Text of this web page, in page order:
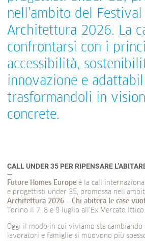
nell’ambito del
Architettura 2026. La
confrontarsi con i
accessibilità,
innovazione e
trasformandoli in
concrete.
CALL UNDER 35 PER RIPENSARE
Future Homes Europe è la call
e progettisti under 35, promossa
Architettura 2026 – Chi abiterà le case
Torino il 7, 8 e 9 luglio all’Ex Mercato
Oggi il modo in cui viviamo sta cambiando
lavoratori e famiglie si muovono più